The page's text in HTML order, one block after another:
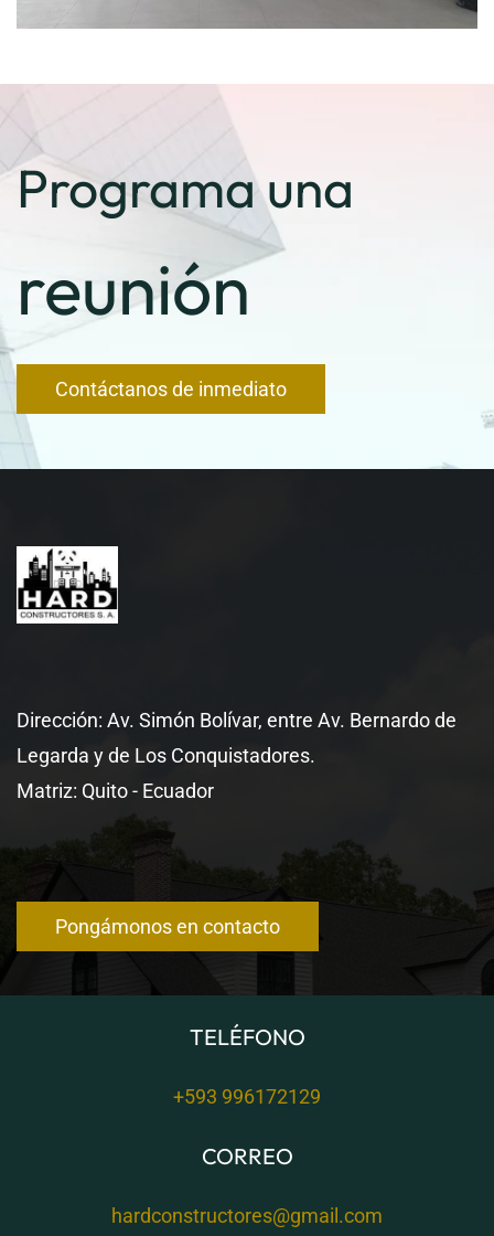
Programa una
reunión
Contáctanos de inmediato
Dirección: Av. Simón Bolívar, entre Av. Bernardo de
Legarda y de Los Conquistadores.
Matriz: Quito - Ecuador
Pongámonos en contacto
TELÉFONO
+593 996172129
CORREO
hardconstructores@gmail.com